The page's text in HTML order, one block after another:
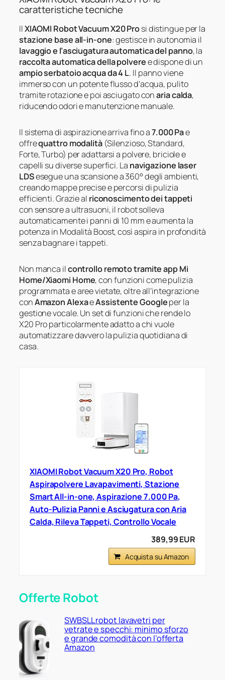
caratteristiche tecniche
IlXIAOMI Robot Vacuum X20 Prosi distingue per la
stazione base all-in-one: gestisce in autonomia il
lavaggio e l’asciugatura automatica del panno, la
raccolta automatica della polveree dispone di un
ampio serbatoio acqua da 4 L. Il panno viene
immerso con un potente flusso d’acqua, pulito
tramite rotazione e poi asciugato conaria calda,
riducendo odori e manutenzione manuale.
Il sistema di aspirazione arriva fino a7.000 Pae
offrequattro modalità(Silenzioso, Standard,
Forte, Turbo) per adattarsi a polvere, briciole e
capelli su diverse superfici. La navigazione laser
LDSesegue una scansione a 360° degli ambienti,
creando mappe precise e percorsi di pulizia
efficienti. Grazie al riconoscimento dei tappeti
con sensore a ultrasuoni, il robot solleva
automaticamente i panni di 10 mm e aumenta la
potenza in Modalità Boost, così aspira in profondità
senza bagnare i tappeti.
Non manca ilcontrollo remoto tramite app Mi
Home/Xiaomi Home, con funzioni come pulizia
programmata e aree vietate, oltre all’integrazione
conAmazon AlexaeAssistente Googleper la
gestione vocale. Un set di funzioni che rende lo
X20 Pro particolarmente adatto a chi vuole
automatizzare davvero la pulizia quotidiana di
casa.
XIAOMI Robot Vacuum X20 Pro, Robot
Aspirapolvere Lavapavimenti, Stazione
Smart All-in-one, Aspirazione 7.000 Pa,
Auto-Pulizia Panni e Asciugatura con Aria
Calda, Rileva Tappeti, Controllo Vocale
389,99 EUR
Acquista su Amazon
Offerte Robot
SWBSLL robot lavavetri per
vetrate e specchi: minimo sforzo
e grande comodità con l’offerta
Amazon